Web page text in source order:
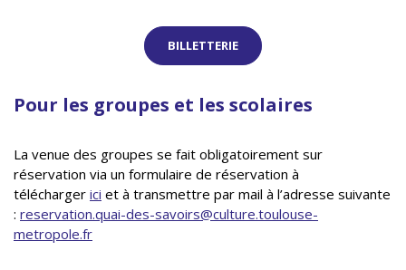
BILLETTERIE
Pour les groupes et les scolaires
La venue des groupes se fait obligatoirement sur
réservation via un formulaire de réservation à
télécharger ici et à transmettre par mail à l’adresse suivante
: reservation.quai-des-savoirs@culture.toulouse-
metropole.fr